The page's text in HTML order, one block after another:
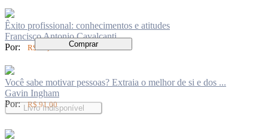
Êxito profissional: conhecimentos e atitudes
Francisco Antonio Cavalcanti
Por:
R$ 82,00 Comprar
Você sabe motivar pessoas? Extraia o melhor de si e dos ...
Gavin Ingham
Por:
R$ 91,00
Livro Indisponível